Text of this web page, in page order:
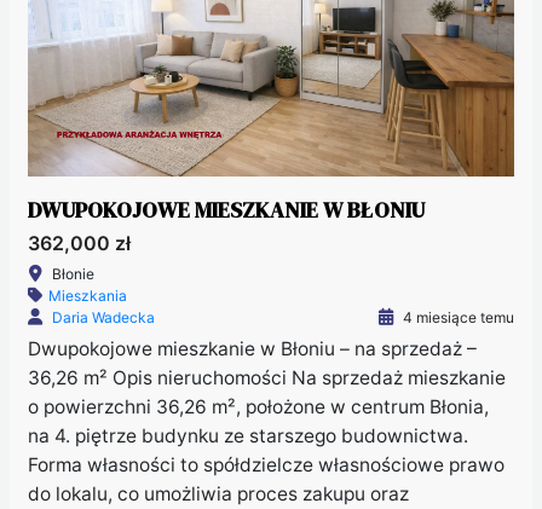
DWUPOKOJOWE MIESZKANIE W BŁONIU
362,000 zł
Błonie
Mieszkania
Daria Wadecka
4 miesiące temu
Dwupokojowe mieszkanie w Błoniu – na sprzedaż –
36,26 m² Opis nieruchomości Na sprzedaż mieszkanie
o powierzchni 36,26 m², położone w centrum Błonia,
na 4. piętrze budynku ze starszego budownictwa.
Forma własności to spółdzielcze własnościowe prawo
do lokalu, co umożliwia proces zakupu oraz